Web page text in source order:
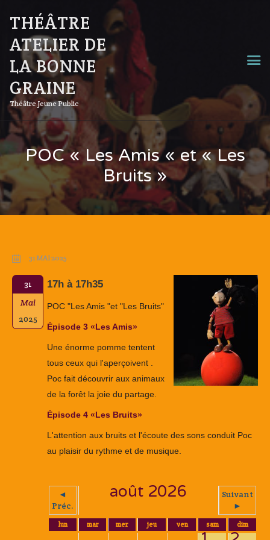
THÉÂTRE
ATELIER DE
LA BONNE
GRAINE
Théâtre Jeune Public
POC « Les Amis « et « Les
Bruits »
31 MAI 2025
31
Mai
2025
17h à 17h35
POC "Les Amis "et "Les Bruits"
Épisode 3 «Les Amis»
Une énorme pomme tentent
tous ceux qui l'aperçoivent .
Poc fait découvrir aux animaux
de la forêt la joie du partage.
Épisode 4 «Les Bruits»
L'attention aux bruits et l'écoute des sons conduit Poc
au plaisir du rythme et de musique.
◄
Préc.
août 2026
Suivant
►
lun mar mer jeu ven sam dim